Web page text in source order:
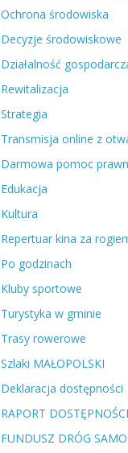
Ochrona środowiska
Decyzje środowiskowe
Działalność
Rewitalizacja
Strategia
Transmisja online z
Darmowa pomoc
Edukacja
Kultura
Repertuar kina za
Po godzinach
Kluby sportowe
Turystyka w gminie
Trasy rowerowe
Szlaki MAŁOPOLSKI
Deklaracja dostępności
RAPORT DOSTĘPNOŚCI
FUNDUSZ DRÓG